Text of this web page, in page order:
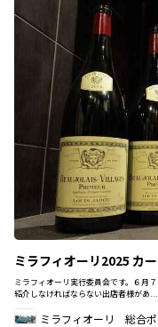
ミラフィオーリ2025 カ
ミラフィオーリ実行委員会です。６月
紹介しなければならない出店者様があ...
ミラフィオーリ 総合ポ